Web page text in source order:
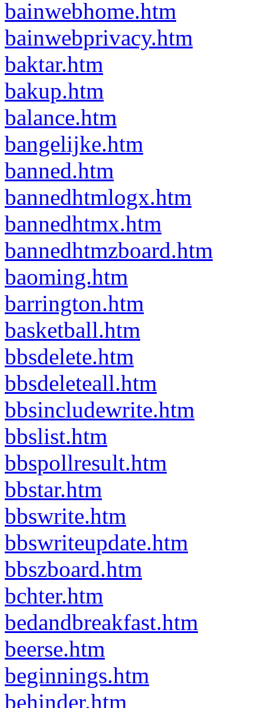
bainwebhome.htm
bainwebprivacy.htm
baktar.htm
bakup.htm
balance.htm
bangelijke.htm
banned.htm
bannedhtmlogx.htm
bannedhtmx.htm
bannedhtmzboard.htm
baoming.htm
barrington.htm
basketball.htm
bbsdelete.htm
bbsdeleteall.htm
bbsincludewrite.htm
bbslist.htm
bbspollresult.htm
bbstar.htm
bbswrite.htm
bbswriteupdate.htm
bbszboard.htm
bchter.htm
bedandbreakfast.htm
beerse.htm
beginnings.htm
behinder.htm